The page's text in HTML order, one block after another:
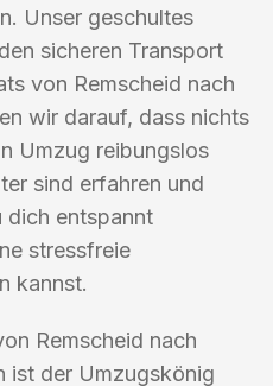
Unser geschultes
sicheren Transport
von Remscheid nach
wir darauf, dass nichts
Umzug reibungslos
sind erfahren und
dich entspannt
stressfreie
kannst.
Remscheid nach
ist der Umzugskönig